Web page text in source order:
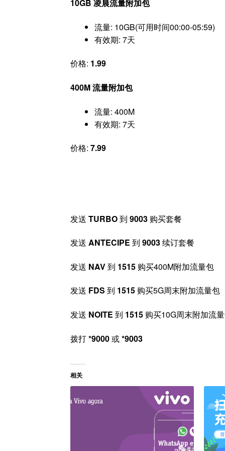
10GB 凌晨流量附加包
流量: 10GB(可用时间00:00-05:59)
有效期: 7天
价格: 1.99
400M 流量附加包
流量: 400M
有效期: 7天
价格:7.99
发送TURBO到9003 购买套餐
发送ANTECIPE到9003续订套餐
发送 NAV到 1515 购买400M附加流量包
发送 FDS到 1515 购买5G周末附加流量包
发送 NOITE到 1515 购买10G周末附加流
拨打*9000或*9003
相关